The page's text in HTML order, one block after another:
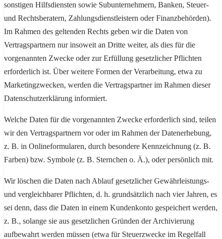
sonstigen Hilfsdiensten sowie Subunternehmern, Banken, Steuer-
und Rechtsberatern, Zahlungsdienstleistern oder Finanzbehörden).
Im Rahmen des geltenden Rechts geben wir die Daten von
Vertragspartnern nur insoweit an Dritte weiter, als dies für die
vorgenannten Zwecke oder zur Erfüllung gesetzlicher Pflichten
erforderlich ist. Über weitere Formen der Verarbeitung, etwa zu
Marketingzwecken, werden die Vertragspartner im Rahmen dieser
Datenschutzerklärung informiert.
Welche Daten für die vorgenannten Zwecke erforderlich sind, teilen
wir den Vertragspartnern vor oder im Rahmen der Datenerhebung,
z. B. in Onlineformularen, durch besondere Kennzeichnung (z. B.
Farben) bzw. Symbole (z. B. Sternchen o. Ä.), oder persönlich mit.
Wir löschen die Daten nach Ablauf gesetzlicher Gewährleistungs-
und vergleichbarer Pflichten, d. h. grundsätzlich nach vier Jahren, es
sei denn, dass die Daten in einem Kundenkonto gespeichert werden,
z. B., solange sie aus gesetzlichen Gründen der Archivierung
aufbewahrt werden müssen (etwa für Steuerzwecke im Regelfall